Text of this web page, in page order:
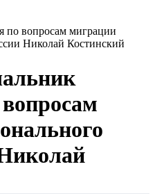
по вопросам миграции
Николай Костинский